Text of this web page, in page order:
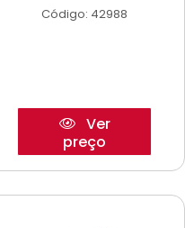
Código: 42988
Ver
preço